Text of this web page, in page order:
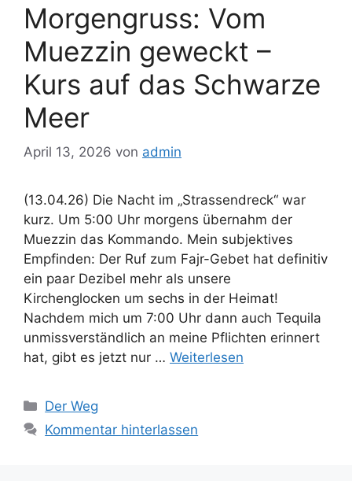
Morgengruss: Vom
Muezzin geweckt –
Kurs auf das Schwarze
Meer
April 13, 2026 von admin
(13.04.26) Die Nacht im „Strassendreck“ war
kurz. Um 5:00 Uhr morgens übernahm der
Muezzin das Kommando. Mein subjektives
Empfinden: Der Ruf zum Fajr-Gebet hat definitiv
ein paar Dezibel mehr als unsere
Kirchenglocken um sechs in der Heimat!
Nachdem mich um 7:00 Uhr dann auch Tequila
unmissverständlich an meine Pflichten erinnert
hat, gibt es jetzt nur … Weiterlesen
Kategorien
Der Weg
Kommentar hinterlassen